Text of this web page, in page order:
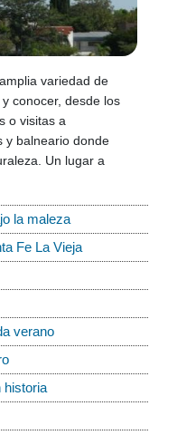
variedad de
conocer, desde los
o visitas a
y balneario donde
Un lugar a
la maleza
Fe La Vieja
verano
historia